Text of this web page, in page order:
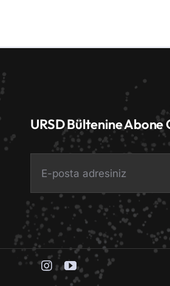
URSD Bültenine Abone
Off